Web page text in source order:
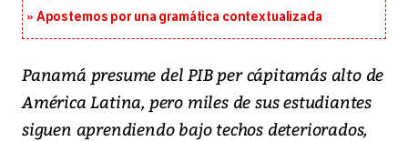
Apostemos por una gramática contextualizada
Panamá presume del PIB per cápitamás alto de
América Latina, pero miles de sus estudiantes
siguen aprendiendo bajo techos deteriorados,